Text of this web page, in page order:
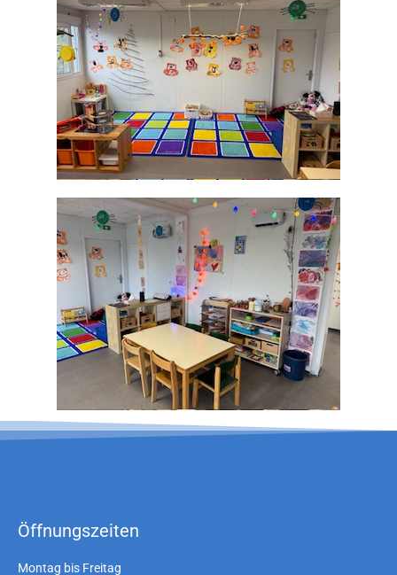
Öffnungszeiten
Montag bis Freitag